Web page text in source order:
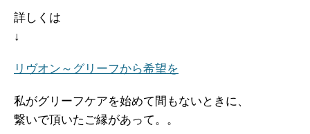
詳しくは
↓
リヴオン～グリーフから希望を
私がグリーフケアを始めて間もないときに、
繋いで頂いたご縁があって。。